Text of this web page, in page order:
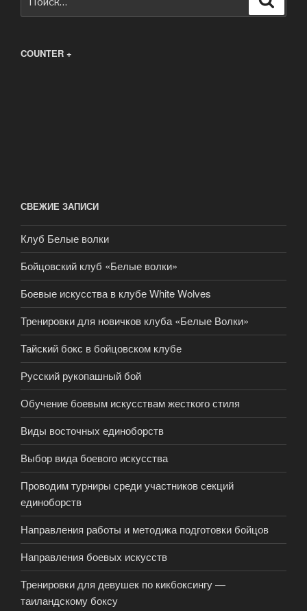
COUNTER +
СВЕЖИЕ ЗАПИСИ
Клуб Белые волки
Бойцовский клуб «Белые волки»
Боевые искусства в клубе White Wolves
Тренировки для новичков клуба «Белые Волки»
Тайский бокс в бойцовском клубе
Русский рукопашный бой
Обучение боевым искусствам жесткого стиля
Виды восточных единоборств
Выбор вида боевого искусства
Проводим турниры среди участников секций
единоборств
Направления работы и методика подготовки бойцов
Направления боевых искусств
Тренировки для девушек по кикбоксингу —
таиландскому боксу